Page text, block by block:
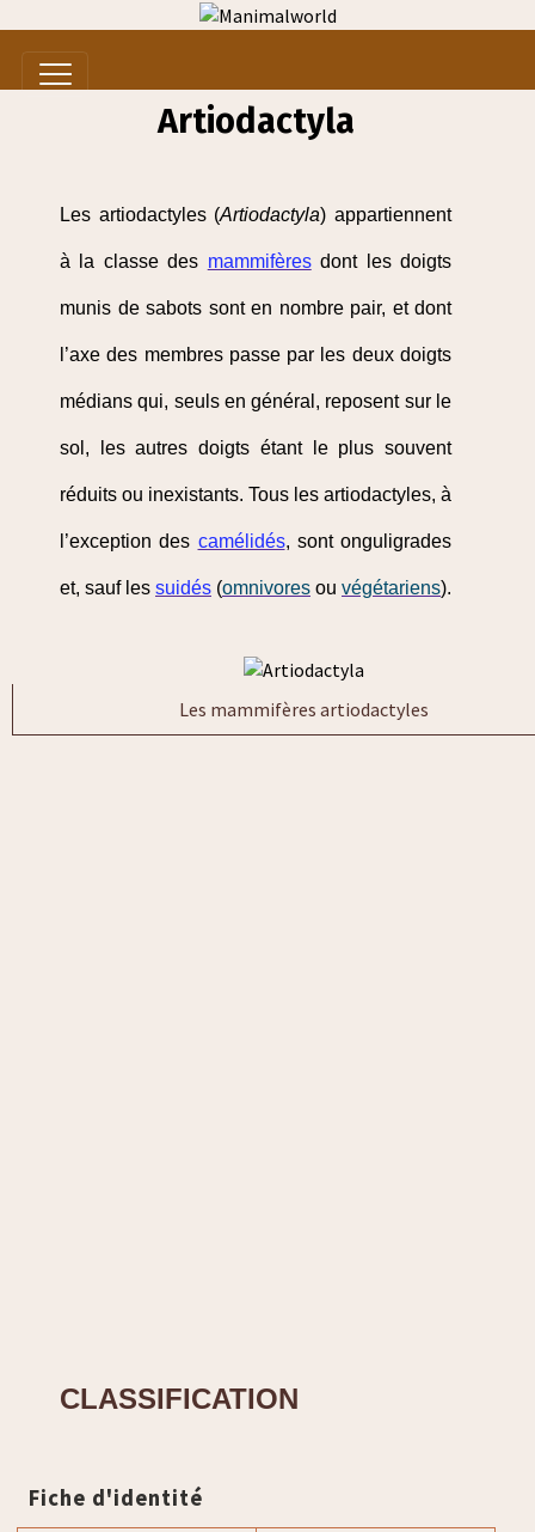
Artiodactyla
Les artiodactyles (Artiodactyla) appartiennent
à la classe des mammifèresdont les doigts
munis de sabots sont en nombre pair, et dont
l’axe des membres passe par les deux doigts
médians qui, seuls en général, reposent sur le
sol, les autres doigts étant le plus souvent
réduits ou inexistants. Tous les artiodactyles, à
l’exception des camélidés, sont onguligrades
et, sauf les suidés (omnivores ou végétariens).
Les mammifères artiodactyles
CLASSIFICATION
Fiche d'identité